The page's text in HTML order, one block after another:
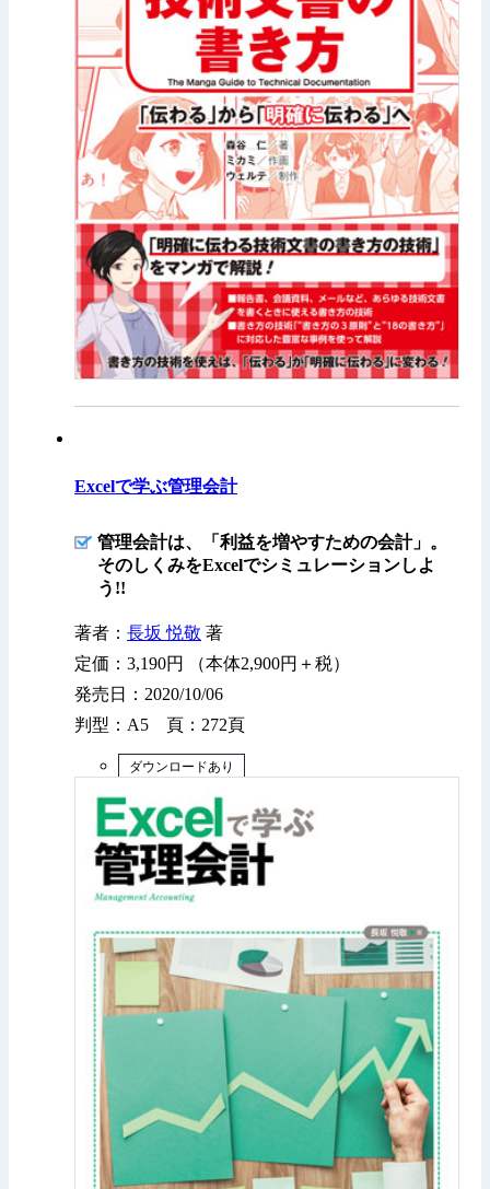
Excelで学ぶ管理会計
管理会計は、「利益を増やすための会計」。
そのしくみをExcelでシミュレーションしよ
う!!
著者： 長坂 悦敬 著
定価：3,190円 （本体2,900円＋税）
発売日：2020/10/06
判型：A5 頁：272頁
ダウンロードあり